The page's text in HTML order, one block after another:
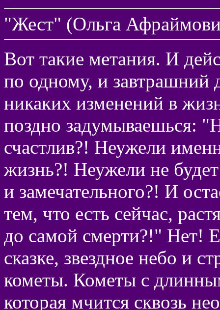
"Жест" (Ольга
Вот такие метания. И
по одному, и завтрашний
никаких изменений в
поздно задумываешься:
счастлив?! Неужели
жизнь?! Неужели не
и замечательного?! И
тем, что есть сейчас,
до самой смерти?!" Нет!
сказке, звездное небо и
кометы. Кометы с
которая мчится сквозь